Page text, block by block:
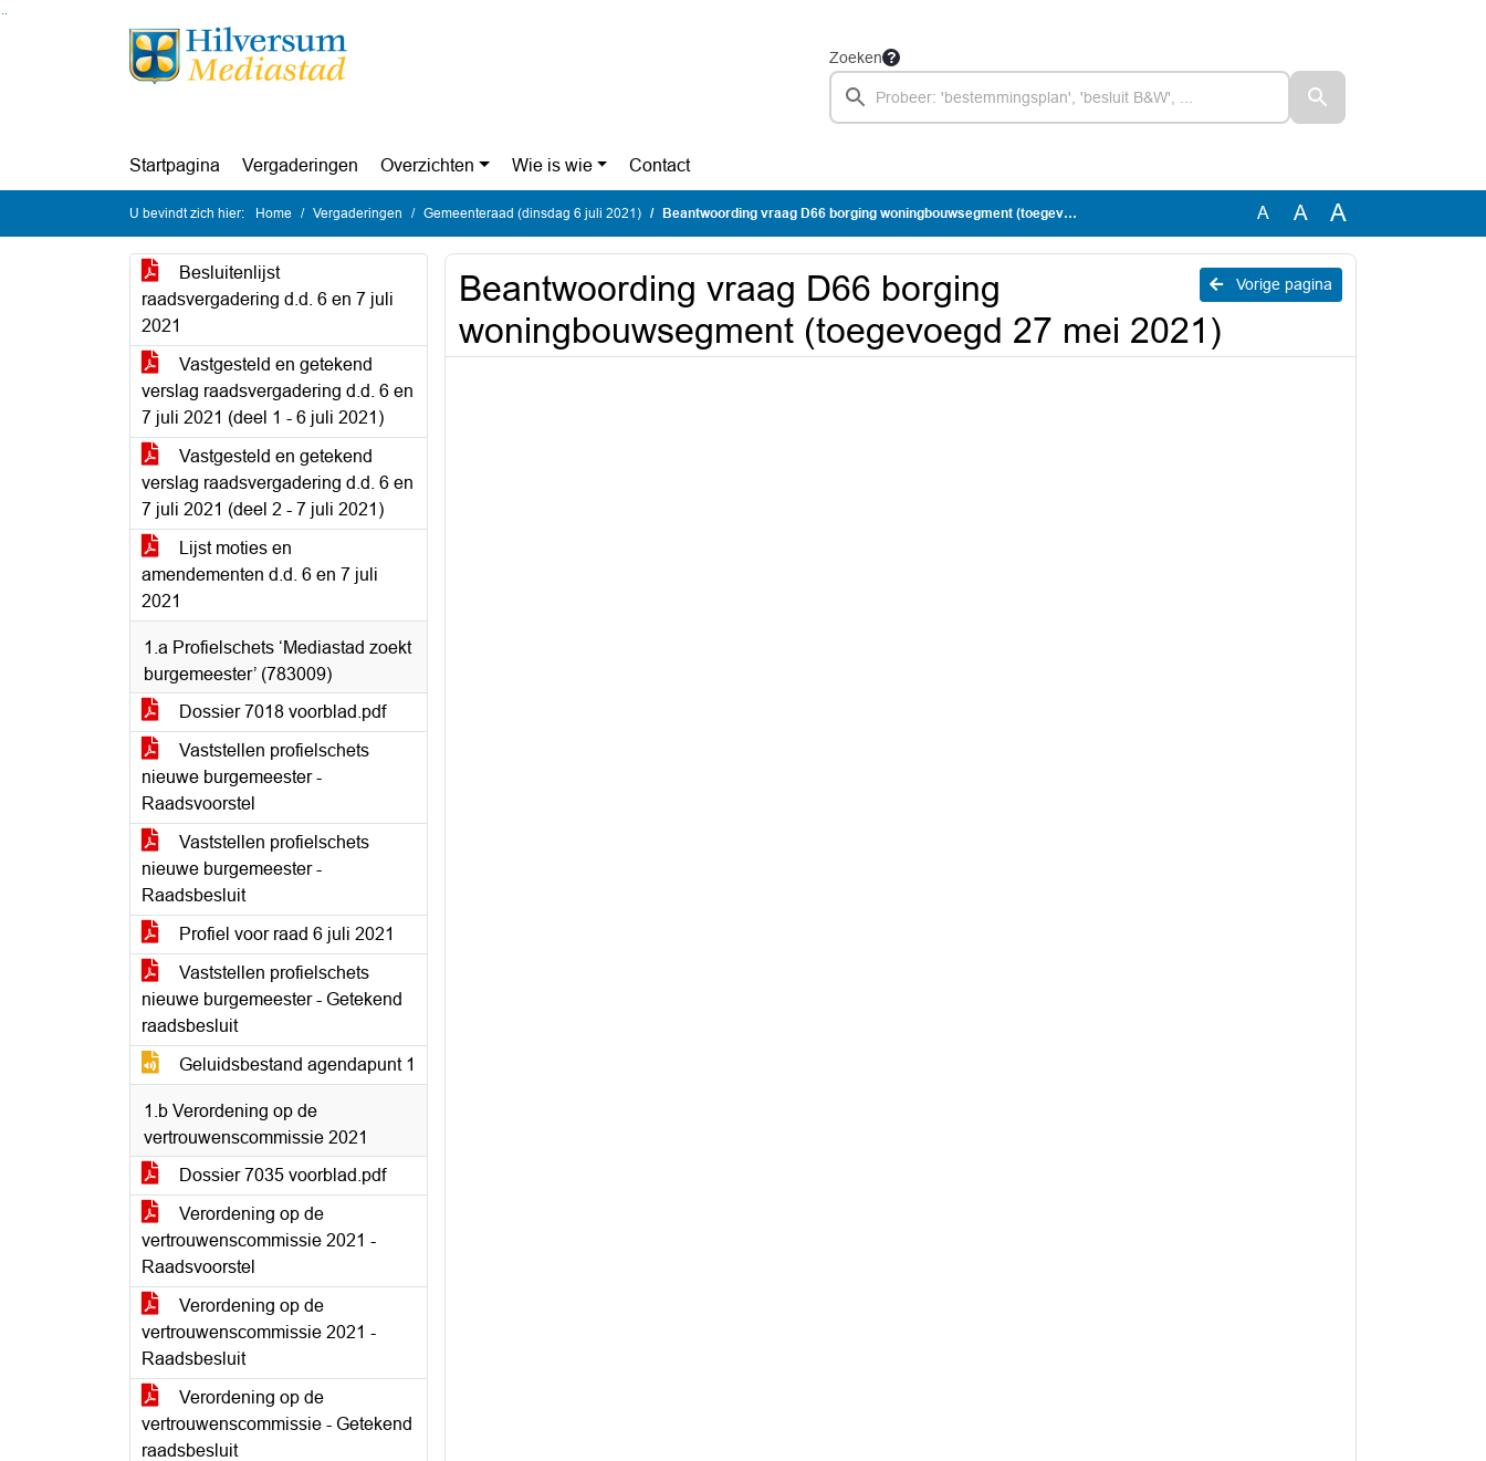
Ga naar de inhoud van deze pagina
Ga naar het zoeken
Ga naar het menu
Zoeken
Startpagina Vergaderingen Overzichten Wie is wie Contact
U bevindt zich hier: Home Vergaderingen Gemeenteraad (dinsdag 6 juli 2021) Beantwoording vraag D66 borging woningbouwsegment (toegevoegd 27 mei 2021) A A A
Besluitenlijst
raadsvergadering d.d. 6 en 7 juli
2021
Vastgesteld en getekend
verslag raadsvergadering d.d. 6 en
7 juli 2021 (deel 1 - 6 juli 2021)
Vastgesteld en getekend
verslag raadsvergadering d.d. 6 en
7 juli 2021 (deel 2 - 7 juli 2021)
Lijst moties en
amendementen d.d. 6 en 7 juli
2021
1.a Profielschets ‘Mediastad zoekt
burgemeester’ (783009)
Dossier 7018 voorblad.pdf
Vaststellen profielschets
nieuwe burgemeester -
Raadsvoorstel
Vaststellen profielschets
nieuwe burgemeester -
Raadsbesluit
Profiel voor raad 6 juli 2021
Vaststellen profielschets
nieuwe burgemeester - Getekend
raadsbesluit
Geluidsbestand agendapunt 1
1.b Verordening op de
vertrouwenscommissie 2021
Dossier 7035 voorblad.pdf
Verordening op de
vertrouwenscommissie 2021 -
Raadsvoorstel
Verordening op de
vertrouwenscommissie 2021 -
Raadsbesluit
Verordening op de
vertrouwenscommissie - Getekend
raadsbesluit
Vorige pagina
Beantwoording vraag D66 borging
woningbouwsegment (toegevoegd 27 mei 2021)